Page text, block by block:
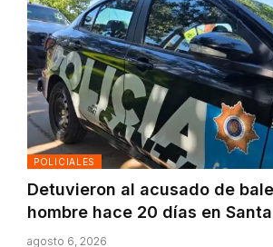
POLICIALES
Detuvieron al acusado de
hombre hace 20 días en Santa
agosto 6, 2026